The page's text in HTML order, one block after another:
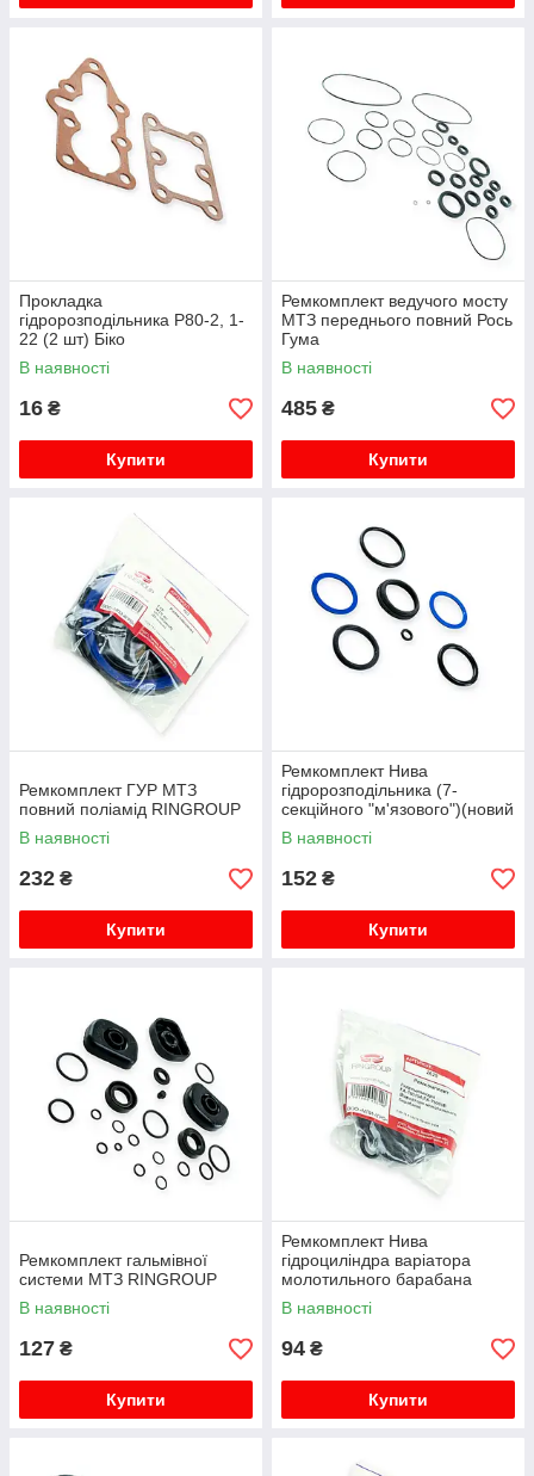
Прокладка
гідророзподільника Р80-2, 1-
22 (2 шт) Біко
В наявності
16 ₴
Купити
Ремкомплект ведучого мосту
МТЗ переднього повний Рось
Гума
В наявності
485 ₴
Купити
Ремкомплект ГУР МТЗ
повний поліамід RINGROUP
В наявності
232 ₴
Купити
Ремкомплект Нива
гідророзподільника (7-
секційного "м'язового")(новий
зразок) ГА-34000В
RINGROUP
В наявності
152 ₴
Купити
Ремкомплект гальмівної
системи МТЗ RINGROUP
В наявності
127 ₴
Купити
Ремкомплект Нива
гідроциліндра варіатора
молотильного барабана
ГА-76010А, ГА-76020В
RINGROUP
В наявності
94 ₴
Купити